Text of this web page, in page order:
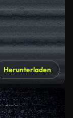
Herunterladen